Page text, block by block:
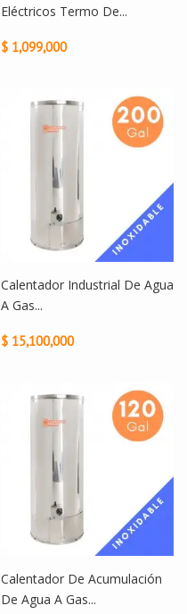
Eléctricos Termo De...
$ 1,099,000
Calentador Industrial De Agua
A Gas...
$ 15,100,000
Calentador De Acumulación
De Agua A Gas...